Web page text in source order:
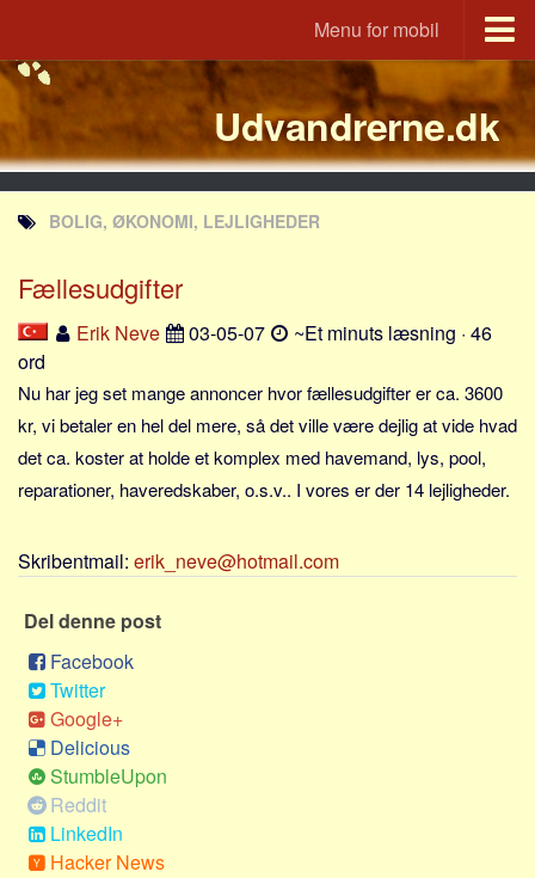
Menu for mobil
Portal
Udvandrerne.dk
Utvandrerne.no
Utvandrarna.se
Tyskland.dk
England.dk
JLKM.dk
Lande
Tyrkiet
Spanien
Frankrig
Norge
Thailand
Italien
Grækenland
USA
Alle
Nøgleord
Bolig
Udvandrerne.dk
BOLIG, ØKONOMI, LEJLIGHEDER
Fællesudgifter
Erik Neve 03-05-07
~Et minuts læsning · 46
ord
Nu har jeg set mange annoncer hvor fællesudgifter er ca. 3600
kr, vi betaler en hel del mere, så det ville være dejlig at vide hvad
det ca. koster at holde et komplex med havemand, lys, pool,
reparationer, haveredskaber, o.s.v.. I vores er der 14 lejligheder.
Skribentmail: erik_neve@hotmail.com
Del denne post
Facebook
Twitter
Google+
Delicious
StumbleUpon
Reddit
LinkedIn
Hacker News